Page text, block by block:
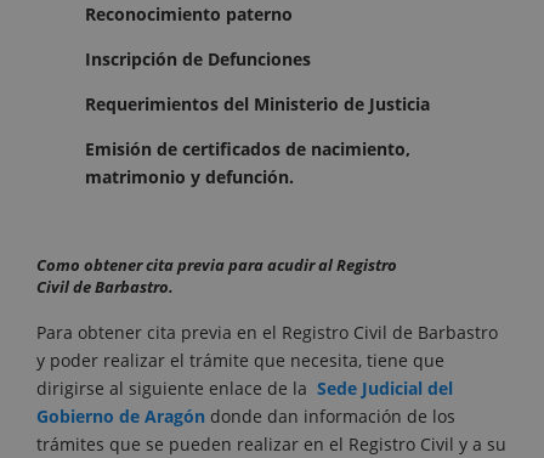
Reconocimiento paterno
Inscripción de Defunciones
Requerimientos del Ministerio de Justicia
Emisión de certificados de nacimiento,
matrimonio y defunción.
Como obtener cita previa para acudir al Registro
Civil de Barbastro.
Para obtener cita previa en el Registro Civil de Barbastro
y poder realizar el trámite que necesita, tiene que
dirigirse al siguiente enlace de la Sede Judicial del
Gobierno de Aragón donde dan información de los
trámites que se pueden realizar en el Registro Civil y a su